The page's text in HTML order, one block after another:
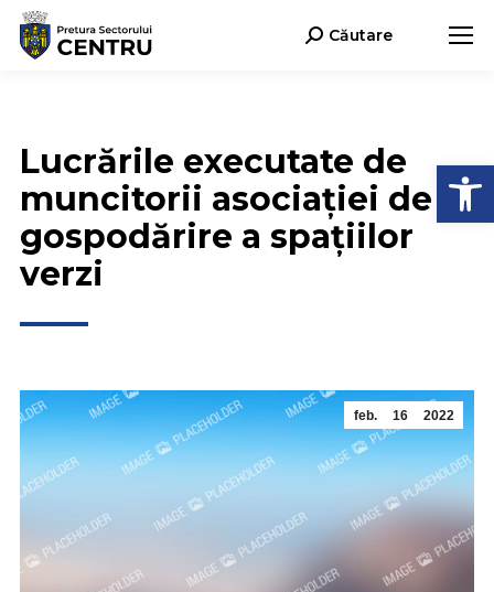
Search:Căutare
Lucrările executate de
muncitorii asociației de
gospodărire a spațiilor
verzi
feb. 16 2022